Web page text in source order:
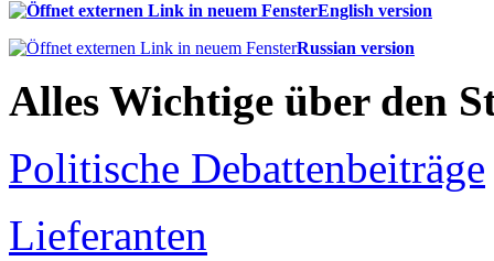
English version
Russian version
Alles Wichtige über den
Politische Debattenbeiträge
Lieferanten